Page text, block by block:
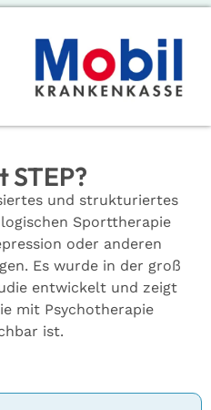
STEP?
und strukturiertes
Sporttherapie
oder anderen
Es wurde in der groß
entwickelt und zeigt
mit Psychotherapie
ist.